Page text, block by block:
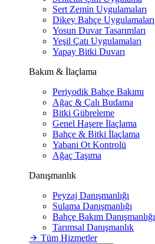
Sert Zemin Uygulamaları
Dikey Bahçe Uygulamaları
Yosun Duvar Tasarımları
Yeşil Çatı Uygulamaları
Yapay Bitki Duvarı
Bakım & İlaçlama
Periyodik Bahçe Bakımı
Ağaç & Çalı Budama
Bitki Gübreleme
Genel Haşere İlaçlama
Bahçe & Bitki İlaçlama
Yabani Ot Kontrolü
Ağaç Taşıma
Danışmanlık
Peyzaj Danışmanlığı
Sulama Danışmanlığı
Bahçe Bakım Danışmanlığı
Tarımsal Danışmanlık
Tüm Hizmetler